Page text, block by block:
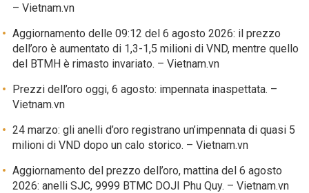
– Vietnam.vn
Aggiornamento delle 09:12 del 6 agosto 2026: il prezzo
dell’oro è aumentato di 1,3-1,5 milioni di VND, mentre quello
del BTMH è rimasto invariato. – Vietnam.vn
Prezzi dell’oro oggi, 6 agosto: impennata inaspettata. –
Vietnam.vn
24 marzo: gli anelli d’oro registrano un’impennata di quasi 5
milioni di VND dopo un calo storico. – Vietnam.vn
Aggiornamento del prezzo dell’oro, mattina del 6 agosto
2026: anelli SJC, 9999 BTMC DOJI Phu Quy. – Vietnam.vn